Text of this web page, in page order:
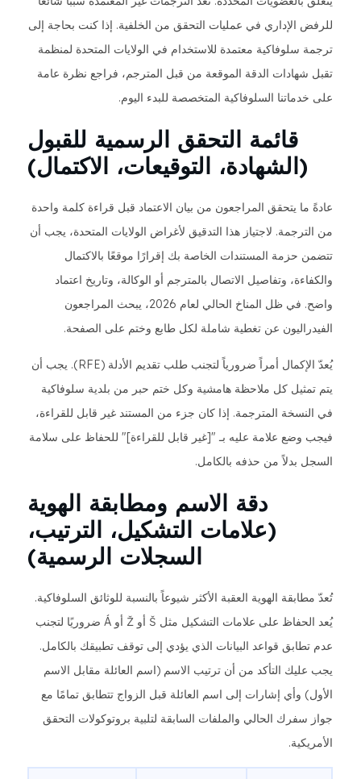
للرفض الإداري في عمليات التحقق من الخلفية. إذا كنت بحاجة إلى
ترجمة سلوفاكية معتمدة للاستخدام في الولايات المتحدة لمنظمة
تقبل شهادات الدقة الموقعة من قبل المترجم، فراجع نظرة عامة
على خدماتنا السلوفاكية المتخصصة للبدء اليوم.
قائمة التحقق الرسمية للقبول
(الشهادة، التوقيعات، الاكتمال)
عادةً ما يتحقق المراجعون من بيان الاعتماد قبل قراءة كلمة واحدة
من الترجمة. لاجتياز هذا التدقيق لأغراض الولايات المتحدة، يجب أن
تتضمن حزمة المستندات الخاصة بك إقرارًا موقعًا بالاكتمال
والكفاءة، وتفاصيل الاتصال بالمترجم أو الوكالة، وتاريخ اعتماد
واضح. في ظل المناخ الحالي لعام 2026، يبحث المراجعون
الفيدراليون عن تغطية شاملة لكل طابع وختم على الصفحة.
يُعدّ الإكمال أمراً ضرورياً لتجنب طلب تقديم الأدلة (RFE). يجب أن
يتم تمثيل كل ملاحظة هامشية وكل ختم حبر من بلدية سلوفاكية
في النسخة المترجمة. إذا كان جزء من المستند غير قابل للقراءة،
فيجب وضع علامة عليه بـ "[غير قابل للقراءة]" للحفاظ على سلامة
السجل بدلاً من حذفه بالكامل.
دقة الاسم ومطابقة الهوية
(علامات التشكيل، الترتيب،
السجلات الرسمية)
تُعدّ مطابقة الهوية العقبة الأكثر شيوعاً بالنسبة للوثائق السلوفاكية.
يُعد الحفاظ على علامات التشكيل مثل Š أو Ž أو Á ضروريًا لتجنب
عدم تطابق قواعد البيانات الذي يؤدي إلى توقف تطبيقك بالكامل.
يجب عليك التأكد من أن ترتيب الاسم (اسم العائلة مقابل الاسم
الأول) وأي إشارات إلى اسم العائلة قبل الزواج تتطابق تمامًا مع
جواز سفرك الحالي والملفات السابقة لتلبية بروتوكولات التحقق
الأمريكية.